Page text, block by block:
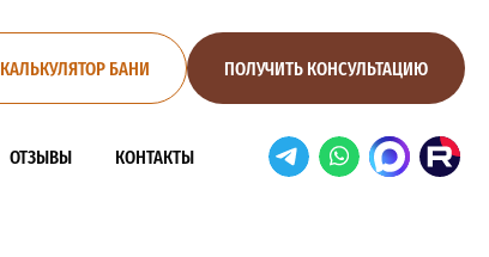
КАЛЬКУЛЯТОР БАНИ ПОЛУЧИТЬ КОНСУЛЬТАЦИЮ
ОТЗЫВЫ КОНТАКТЫ